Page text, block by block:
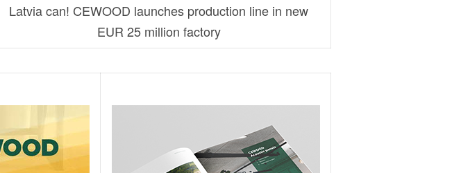
Latvia can! CEWOOD launches production line in new
EUR 25 million factory